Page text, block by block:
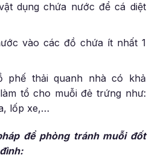
dụng chứa nước để cá diệt
vào các đồ chứa ít nhất 1
phế thải quanh nhà có khả
tổ cho muỗi đẻ trứng như:
lốp xe,…
để phòng tránh muỗi đốt